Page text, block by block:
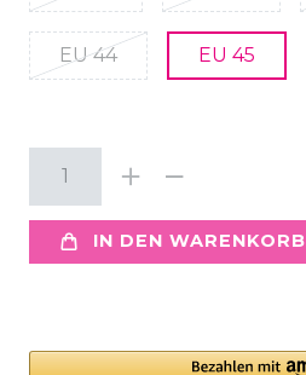
EU 44 EU 45
IN DEN WARENKORB